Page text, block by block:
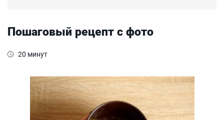
Пошаговый рецепт с фото
20 минут